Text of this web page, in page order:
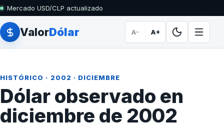
Mercado USD/CLP actualizado
ValorDólar A- A+
HISTÓRICO · 2002 · DICIEMBRE
Dólar observado en
diciembre de 2002